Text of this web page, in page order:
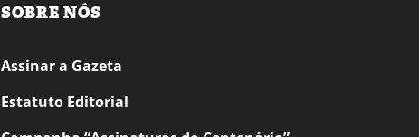
SOBRE NÓS
Assinar a Gazeta
Estatuto Editorial